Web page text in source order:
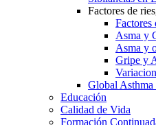
Factores de
Factores
Asma y
Asma y
Gripe y
Global
Educación
Calidad de Vida
Formación